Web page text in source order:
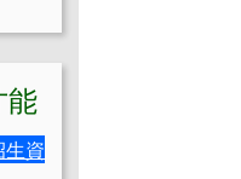
生資